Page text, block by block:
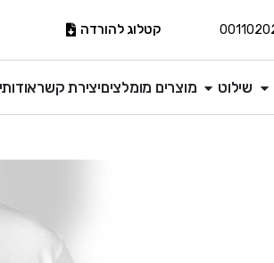
קטלוג להורדה
שילוט מוצרים מומלציםיצירת קשר